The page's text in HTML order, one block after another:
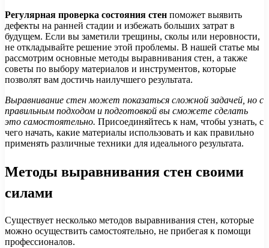
Регулярная проверка состояния стен поможет выявить
дефекты на ранней стадии и избежать больших затрат в
будущем. Если вы заметили трещины, сколы или неровности,
не откладывайте решение этой проблемы. В нашей статье мы
рассмотрим основные методы выравнивания стен, а также
советы по выбору материалов и инструментов, которые
позволят вам достичь наилучшего результата.
Выравнивание стен может показаться сложной задачей, но с
правильным подходом и подготовкой вы сможете сделать
это самостоятельно. Присоединяйтесь к нам, чтобы узнать, с
чего начать, какие материалы использовать и как правильно
применять различные техники для идеального результата.
Методы выравнивания стен своими
силами
Существует несколько методов выравнивания стен, которые
можно осуществить самостоятельно, не прибегая к помощи
профессионалов.